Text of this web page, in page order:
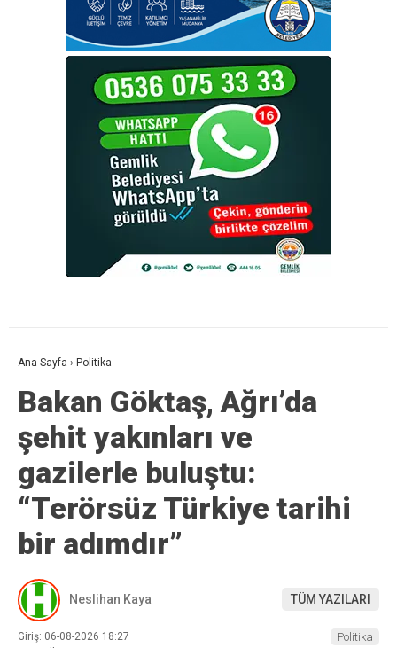
Ana Sayfa › Politika
Bakan Göktaş, Ağrı’da
şehit yakınları ve
gazilerle buluştu:
“Terörsüz Türkiye tarihi
bir adımdır”
Neslihan Kaya TÜM YAZILARI
Giriş: 06-08-2026 18:27
Politika